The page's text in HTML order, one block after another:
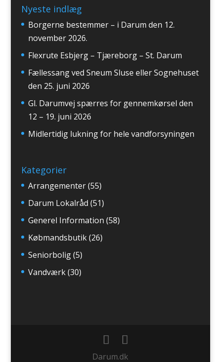
Nyeste indlæg
Borgerne bestemmer – i Darum den 12.
november 2026.
Flexrute Esbjerg – Tjæreborg – St. Darum
Fællessang ved Sneum Sluse eller Sognehuset
den 25. juni 2026
Gl. Darumvej spærres for gennemkørsel den
12 – 19. juni 2026
Midlertidig lukning for hele vandforsyningen
Kategorier
Arrangementer(55)
Darum Lokalråd (51)
Generel Information (58)
Købmandsbutik(26)
Seniorbolig(5)
Vandværk(30)
Darum.dk